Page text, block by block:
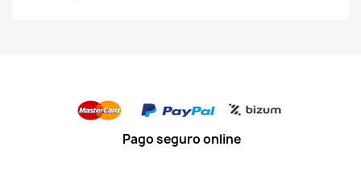
Pago seguro online